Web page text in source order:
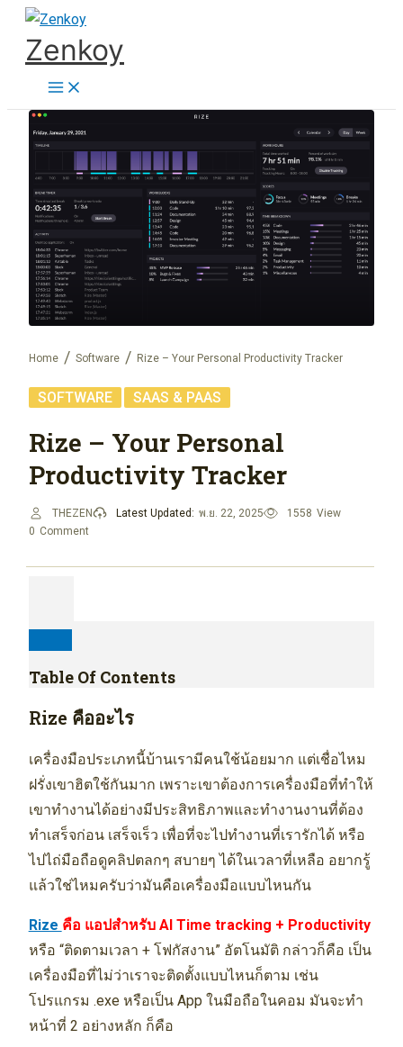
Skip
content
Zenkoy
Home Software Rize – Your Personal Productivity Tracker
SOFTWARE SAAS & PAAS
Rize – Your Personal
Productivity Tracker
THEZEN Latest Updated: พ.ย. 22, 2025 1558 View
0 Comment
Table Of Contents
Rize คืออะไร
เครื่องมือประเภทนี้บ้านเรามีคนใช้น้อยมาก แต่เชื่อไหม
ฝรั่งเขาฮิตใช้กันมาก เพราะเขาต้องการเครื่องมือที่ทำให้
เขาทำงานได้อย่างมีประสิทธิภาพและทำงานงานที่ต้อง
ทำเสร็จก่อน เสร็จเร็ว เพื่อที่จะไปทำงานที่เรารักได้ หรือ
ไปไถ่มือถือดูคลิปตลกๆ สบายๆ ได้ในเวลาที่เหลือ อยากรู้
แล้วใช่ไหมครับว่ามันคือเครื่องมือแบบไหนกัน
Rize คือ แอปสำหรับ AI Time tracking + Productivity
หรือ “ติดตามเวลา + โฟกัสงาน” อัตโนมัติ กล่าวก็คือ เป็น
เครื่องมือที่ไม่ว่าเราจะติดตั้งแบบไหนก็ตาม เช่น
โปรแกรม .exe หรือเป็น App ในมือถือในคอม มันจะทำ
หน้าที่ 2 อย่างหลัก ก็คือ